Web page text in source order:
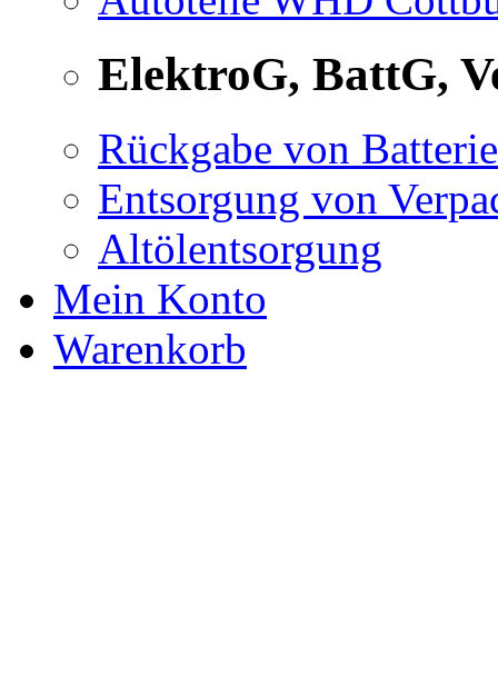
ElektroG, BattG,
Rückgabe von
Entsorgung von
Altölentsorgung
Mein Konto
Warenkorb